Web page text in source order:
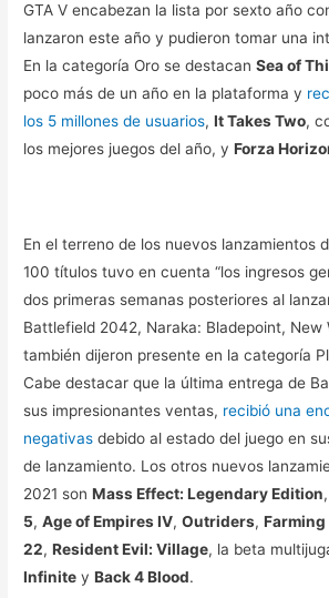
GTA V encabezan la lista por sexto año
lanzaron este año y pudieron tomar una
En la categoría Oro se destacanSea of
poco más de un año en la plataforma y
los 5 millones de usuarios,It Takes Two,
los mejores juegos del año, yForza
En el terreno de los nuevos lanzamientos
100 títulos tuvo en cuenta “los ingresos
dos primeras semanas posteriores al
Battlefield 2042, Naraka: Bladepoint, New
también dijeron presente en la categoría
Cabe destacar que la última entrega de
sus impresionantes ventas, recibió una
negativas debido al estado del juego en
de lanzamiento. Los otros nuevos
2021 sonMass Effect: Legendary Edition
5,Age of Empires IV,Outriders,
22,Resident Evil: Village, la beta
Infinite yBack 4 Blood.